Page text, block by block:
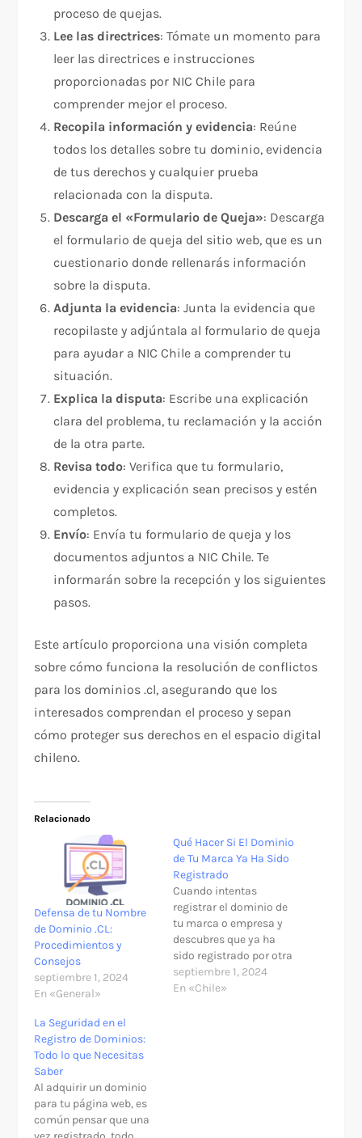
proceso de quejas.
Lee las directrices: Tómate un momento para
leer las directrices e instrucciones
proporcionadas por NIC Chile para
comprender mejor el proceso.
Recopila información y evidencia: Reúne
todos los detalles sobre tu dominio, evidencia
de tus derechos y cualquier prueba
relacionada con la disputa.
Descarga el «Formulario de Queja»: Descarga
el formulario de queja del sitio web, que es un
cuestionario donde rellenarás información
sobre la disputa.
Adjunta la evidencia: Junta la evidencia que
recopilaste y adjúntala al formulario de queja
para ayudar a NIC Chile a comprender tu
situación.
Explica la disputa: Escribe una explicación
clara del problema, tu reclamación y la acción
de la otra parte.
Revisa todo: Verifica que tu formulario,
evidencia y explicación sean precisos y estén
completos.
Envío: Envía tu formulario de queja y los
documentos adjuntos a NIC Chile. Te
informarán sobre la recepción y los siguientes
pasos.
Este artículo proporciona una visión completa
sobre cómo funciona la resolución de conflictos
para los dominios .cl, asegurando que los
interesados comprendan el proceso y sepan
cómo proteger sus derechos en el espacio digital
chileno.
Relacionado
Defensa de tu Nombre
de Dominio .CL:
Procedimientos y
Consejos
septiembre 1, 2024
En «General»
Qué Hacer Si El Dominio
de Tu Marca Ya Ha Sido
Registrado
Cuando intentas
registrar el dominio de
tu marca o empresa y
descubres que ya ha
sido registrado por otra
persona, es natural
sentir frustración. Sin
septiembre 1, 2024
En «Chile»
La Seguridad en el
Registro de Dominios:
Todo lo que Necesitas
Saber
Al adquirir un dominio
para tu página web, es
común pensar que una